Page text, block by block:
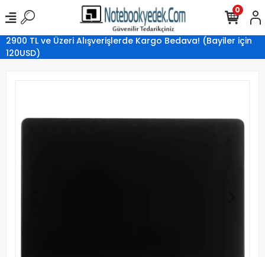
2900 TL ve Üzeri Alışverişlerde Kargo Bedava! (Bayiler için
120USD)
0